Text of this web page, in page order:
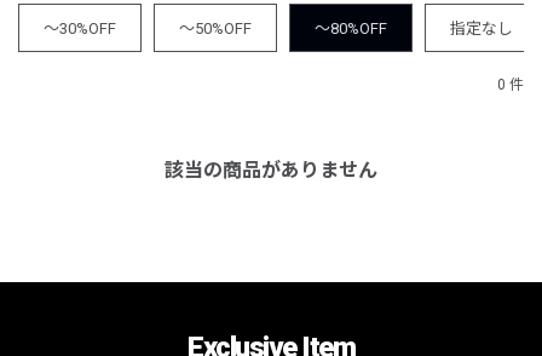
～30%OFF ～50%OFF ～80%OFF 指定なし
0 件
該当の商品がありません
Exclusive Item